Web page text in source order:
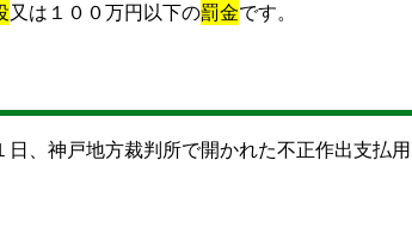
又は１００万円以下の罰金です。
、神戸地方裁判所で開かれた不正作出支払